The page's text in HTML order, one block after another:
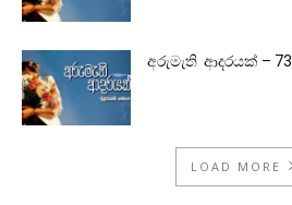
අරුමැති ආදරයක් – 73
LOAD MORE